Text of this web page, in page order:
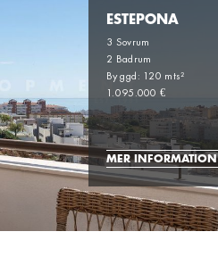
ESTEPONA
3 Sovrum
2 Badrum
Byggd: 120 mts²
1.095.000 €
MER INFORMATION